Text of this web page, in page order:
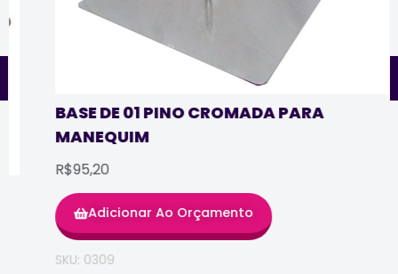
BASE DE 01 PINO CROMADA PARA
MANEQUIM
R$95,20
Adicionar Ao Orçamento
SKU: 0309